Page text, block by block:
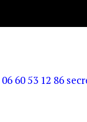
60 53 12 86